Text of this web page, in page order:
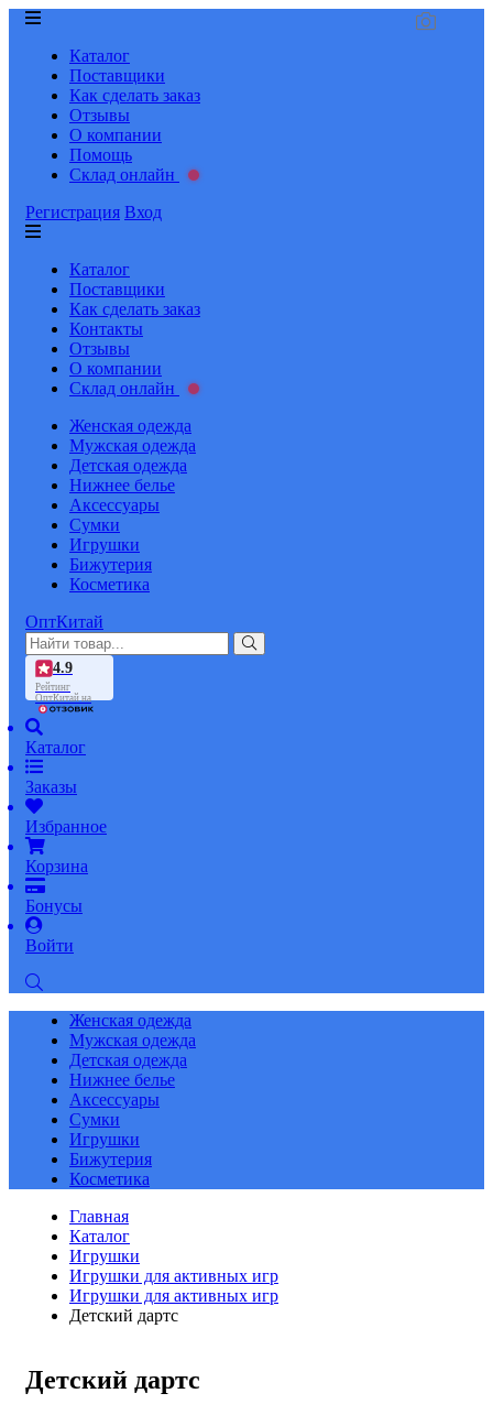
Каталог
Поставщики
Как сделать заказ
Отзывы
О компании
Помощь
Склад онлайн
Регистрация Вход
Каталог
Поставщики
Как сделать заказ
Контакты
Отзывы
О компании
Склад онлайн
Женская одежда
Мужская одежда
Детская одежда
Нижнее белье
Аксессуары
Сумки
Игрушки
Бижутерия
Косметика
ОптКитай
4.9
Рейтинг
ОптКитай на
Каталог
Заказы
Избранное
Корзина
Бонусы
Войти
Женская одежда
Мужская одежда
Детская одежда
Нижнее белье
Аксессуары
Сумки
Игрушки
Бижутерия
Косметика
Главная
Каталог
Игрушки
Игрушки для активных игр
Игрушки для активных игр
Детский дартс
Детский дартс